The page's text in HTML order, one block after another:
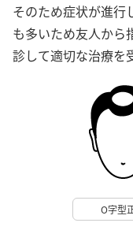
そのため症状が進行
も多いため友人から
診して適切な治療を
O字型